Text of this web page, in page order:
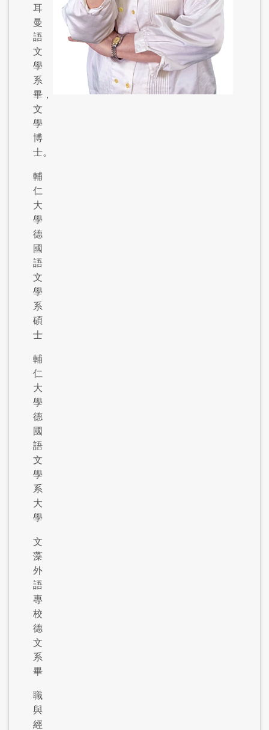
耳
曼
語
文
學
系
畢，
文
學
博
士。
輔
仁
大
學
德
國
語
文
學
系
碩
士
輔
仁
大
學
德
國
語
文
學
系
大
學
文
藻
外
語
專
校
德
文
系
畢
職
與
經